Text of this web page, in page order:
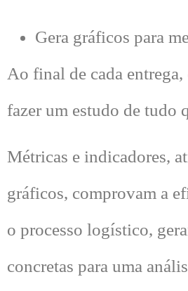
Gera gráficos para
Ao final de cada
fazer um estudo de tudo
Métricas e indicadores,
gráficos, comprovam a
o processo logístico,
concretas para uma